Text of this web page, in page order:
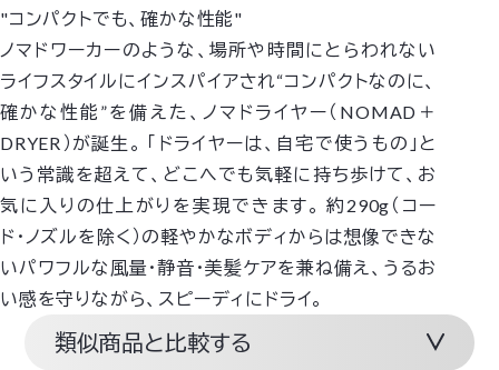
"コンパクトでも、確かな性能"
ノマドワーカーのような、場所や時間にとらわれない
ライフスタイルにインスパイアされ“コンパクトなのに、
確かな性能”を備えた、ノマドライヤー（NOMAD＋
DRYER）が誕生。 「ドライヤーは、自宅で使うもの」と
いう常識を超えて、どこへでも気軽に持ち歩けて、お
気に入りの仕上がりを実現できます。 約290g（コー
ド・ノズルを除く）の軽やかなボディからは想像できな
いパワフルな風量・静音・美髪ケアを兼ね備え、うるお
い感を守りながら、スピーディにドライ。
類似商品と比較する